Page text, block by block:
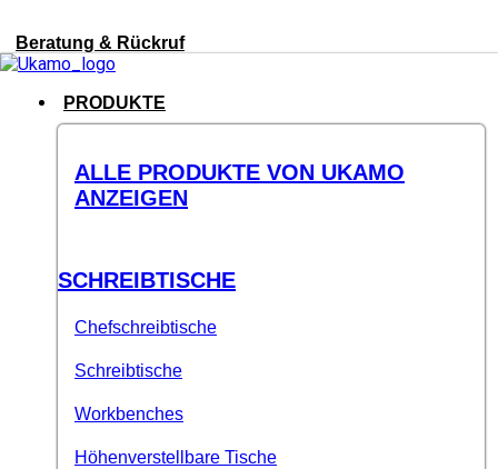
Beratung & Rückruf
PRODUKTE
ALLE PRODUKTE VON UKAMO
ANZEIGEN
SCHREIBTISCHE
Chefschreibtische
Schreibtische
Workbenches
Höhenverstellbare Tische